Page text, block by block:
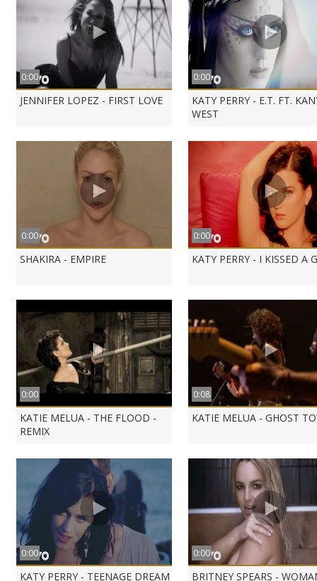
0:00
JENNIFER LOPEZ - FIRST LOVE
0:00
KATY PERRY - E.T. FT.
WEST
0:00
SHAKIRA - EMPIRE
0:00
KATY PERRY - I KISSED A
0:00
KATIE MELUA - THE FLOOD -
REMIX
0:08
KATIE MELUA - GHOST
0:00
KATY PERRY - TEENAGE DREAM
0:00
BRITNEY SPEARS -